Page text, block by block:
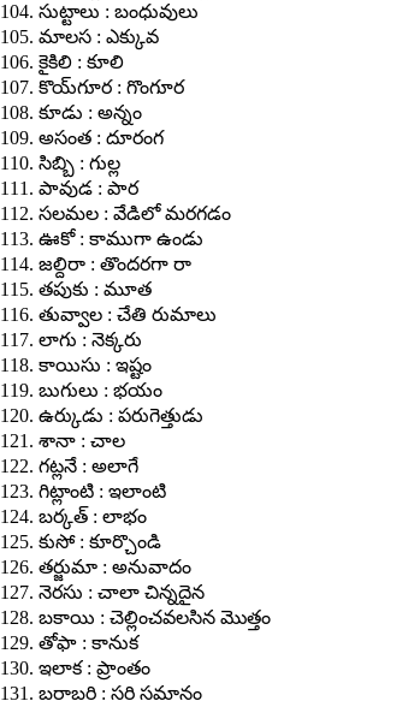
104. సుట్టాలు : బంధువులు
105. మాలస : ఎక్కువ
106. కైకిలి : కూలి
107. కొయ్‌గూర : గొంగూర
108. కూడు : అన్నం
109. అసంత : దూరంగ
110. సిబ్బి : గుల్ల
111. పావుడ : పార
112. సలమల : వేడిలో మరగడం
113. ఊకో : కాముగా ఉండు
114. జల్దిరా : తొందరగా రా
115. తపుకు : మూత
116. తువ్వాల : చేతి రుమాలు
117. లాగు : నెక్కరు
118. కాయిసు : ఇష్టం
119. బుగులు : భయం
120. ఉర్కుడు : పరుగెత్తుడు
121. శానా : చాల
122. గట్లనే : అలాగే
123. గిట్లాంటి : ఇలాంటి
124. బర్కత్ : లాభం
125. కుసో : కూర్చొండి
126. తర్జుమా : అనువాదం
127. నెరసు : చాలా చిన్నదైన
128. బకాయి : చెల్లించవలసిన మొత్తం
129. తోఫా : కానుక
130. ఇలాక : ప్రాంతం
131. బరాబరి : సరి సమానం